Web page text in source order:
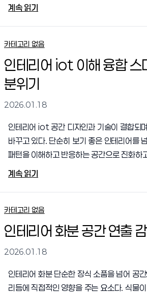
디자인을 고르는 것을 넘어, 가족의 생활 패
합니다. 잘못된 선택은 시공 후 들뜸, 층간소
어려움이라는 막대한 유동성 손실을 초래할
가치 투자가 뒷받침된다면 주거의 품격은 물
가치까지 높이는 강력한 레버리지가 됩니다.
미학을 넘어 기능성과 경제성을 동시에 확보
계속 읽기
카테고리 없음
인테리어 iot 이해 융합 스
분위기
2026.01.18
인테리어 iot 공간 디자인과 기술이 결합되
바꾸고 있다. 단순히 보기 좋은 인테리어를
패턴을 이해하고 반응하는 공간으로 진화하
핵심이다. 조명, 가전, 보안, 온도 조절까지 하
파트너에 가까워졌다. 이러한 변화는 편의
사용하는 방식 자체를 효율적으로 재구성하
개념 이해 융합인테리어 iot 개념 이해 융합
분리된 요소가 아니라 하나의 구조로 작동한
센서와 네트워크 기술이 공간 안에 자연스럽
숨겨..
계속 읽기
카테고리 없음
인테리어 화분 공간 연출
2026.01.18
인테리어 화분 단순한 장식 소품을 넘어 공
리듬에 직접적인 영향을 주는 요소다. 식물